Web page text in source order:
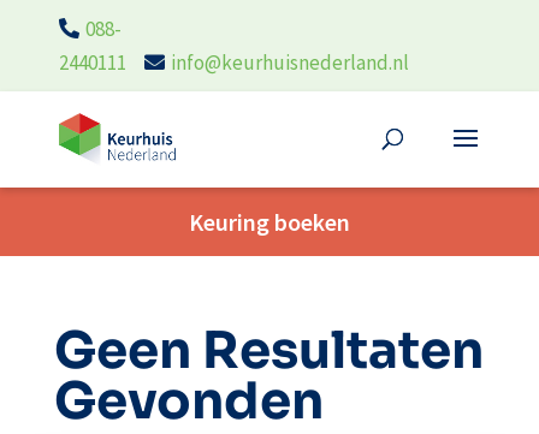
088-
2440111
info@keurhuisnederland.nl
Keuring boeken
Geen Resultaten
Gevonden